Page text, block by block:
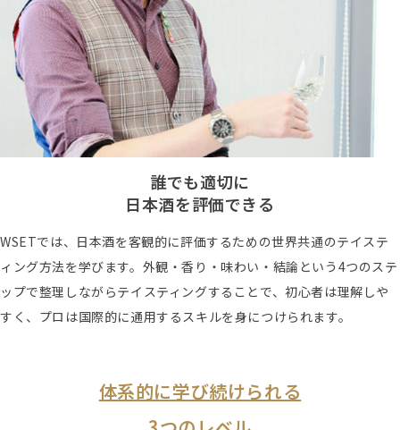
誰でも適切に
日本酒を評価できる
WSETでは、日本酒を客観的に評価するための世界共通のテイステ
ィング方法を学びます。外観・香り・味わい・結論という4つのステ
ップで整理しながらテイスティングすることで、初心者は理解しや
すく、プロは国際的に通用するスキルを身につけられます。
体系的に学び続けられる